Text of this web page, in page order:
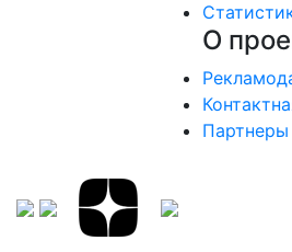
О
Партнеры